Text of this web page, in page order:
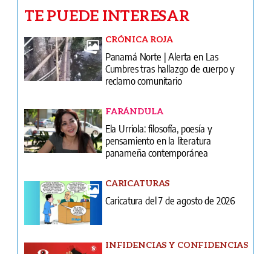
TE PUEDE INTERESAR
CRÓNICA ROJA
Panamá Norte | Alerta en Las
Cumbres tras hallazgo de cuerpo y
reclamo comunitario
FARÁNDULA
Ela Urriola: filosofía, poesía y
pensamiento en la literatura
panameña contemporánea
CARICATURAS
Caricatura del 7 de agosto de 2026
INFIDENCIAS Y CONFIDENCIAS